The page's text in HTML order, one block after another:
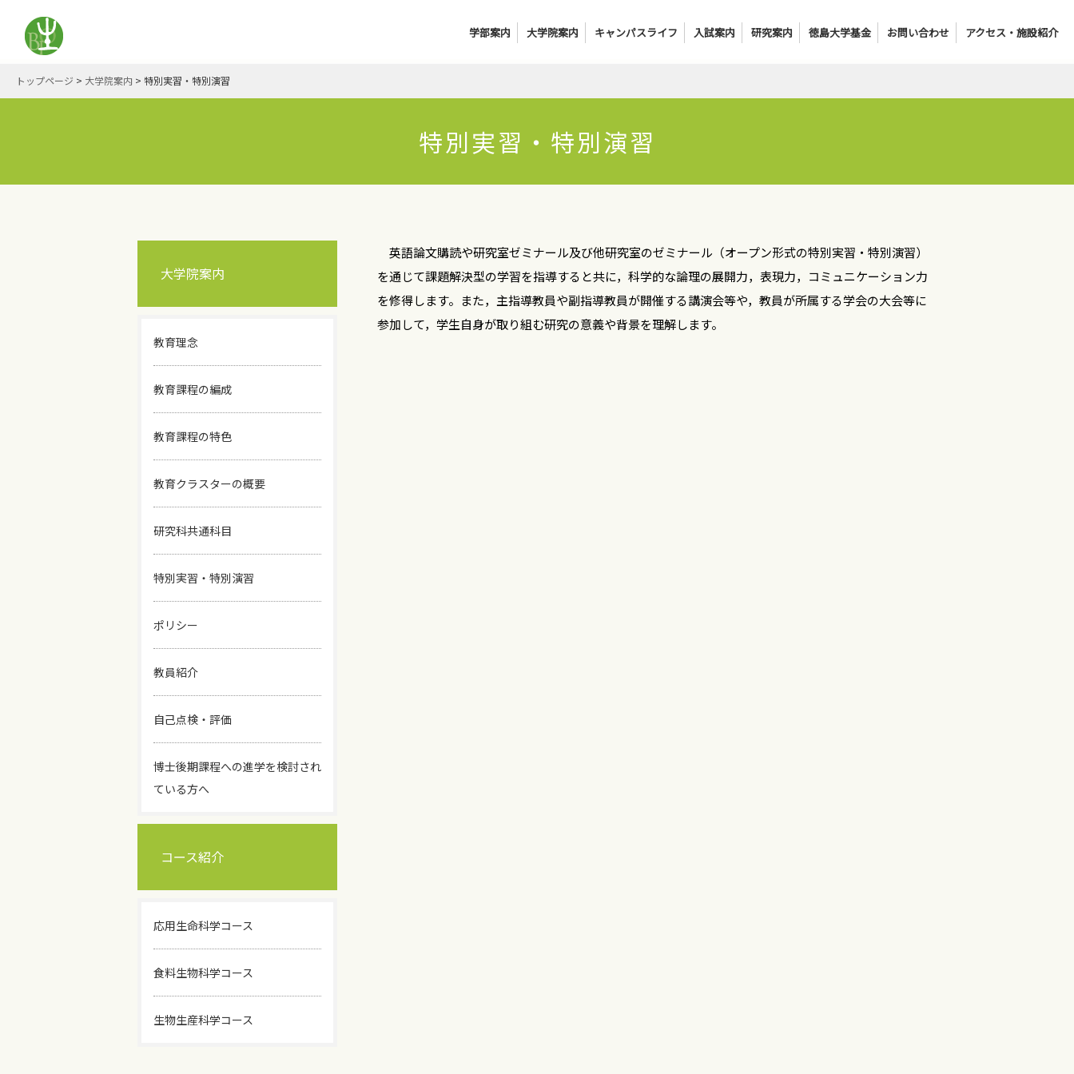
学部案内 大学院案内 キャンパスライフ 入試案内 研究案内 徳島大学基金 お問い合わせ アクセス・施設紹介
トップページ > 大学院案内 > 特別実習・特別演習
特別実習・特別演習
英語論文購読や研究室ゼミナール及び他研究室のゼミナール（オープン形式の特別実習・特別演習）
を通じて課題解決型の学習を指導すると共に，科学的な論理の展開力，表現力，コミュニケーション力
を修得します。また，主指導教員や副指導教員が開催する講演会等や，教員が所属する学会の大会等に
参加して，学生自身が取り組む研究の意義や背景を理解します。
大学院案内
教育理念
教育課程の編成
教育課程の特色
教育クラスターの概要
研究科共通科目
特別実習・特別演習
ポリシー
教員紹介
自己点検・評価
博士後期課程への進学を検討され
ている方へ
コース紹介
応用生命科学コース
食料生物科学コース
生物生産科学コース